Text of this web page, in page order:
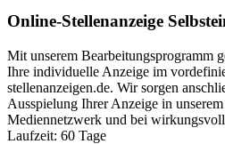
Online-Stellenanzeige
Mit unserem Bearbeitungsprogramm
Ihre individuelle Anzeige im
stellenanzeigen.de. Wir sorgen
Ausspielung Ihrer Anzeige in
Mediennetzwerk und bei
Laufzeit: 60 Tage